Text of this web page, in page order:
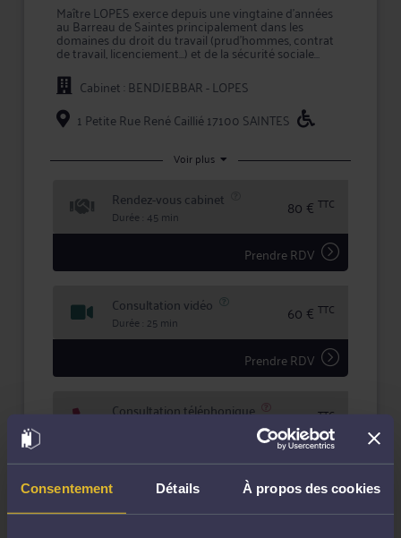
Consentement Détails À propos des cookies
Maître LOPES exerce depuis une vingtaine d'années
au Barreau de Saintes principalement dans les
domaines du droit du travail (prud'hommes, contrat
de travail, licenciement...) et de la sécurité sociale
(CPAM, MSA, URSSAF, retraite..,) mais également du
droit public (fonction publique, agent public,
urbanisme, contrat public...). Le cabinet intervient
également régulièrement dans les domaines du droit
de la construction et de la responsabilité médicale.
Cabinet : BENDJEBBAR - LOPES
1 Petite Rue René Caillié 17100 SAINTES
Voir plus
Rendez-vous cabinet
Durée : 45 min 80 € TTC
Prendre RDV
Consultation vidéo
Durée : 25 min 60 € TTC
Prendre RDV
Consultation téléphonique 60 €TTC
Demander un rappel
Consultation écrite 200 €